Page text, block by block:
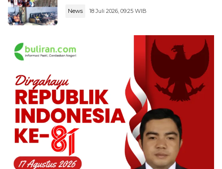
News 18 Juli 2026, 09:25 WIB